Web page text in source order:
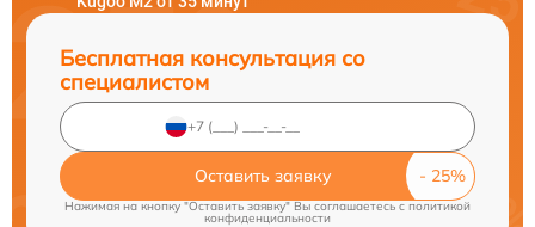
Бесплатная консультация со
специалистом
Оставить заявку
Нажимая на кнопку "Оставить заявку" Вы соглашаетесь cполитикой
конфиденциальности